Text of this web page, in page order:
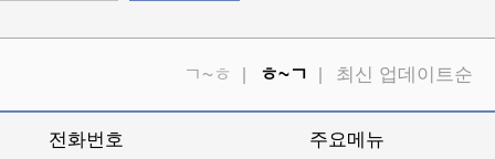
ㄱ~ㅎ ㅎ~ㄱ 최신 업데이트순
전화번호 주요메뉴